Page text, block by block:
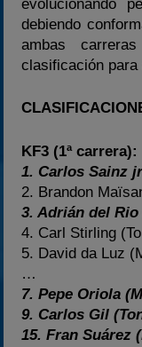
evolucionando
debiendo
ambas
clasificación para
KF3 (1ª carrera):
1. Carlos Sainz
2. Brandon
3. Adrián del
4. Carl Stirling
5. David da Luz
…
7. Pepe Oriola
9. Carlos Gil
15. Fran Suárez